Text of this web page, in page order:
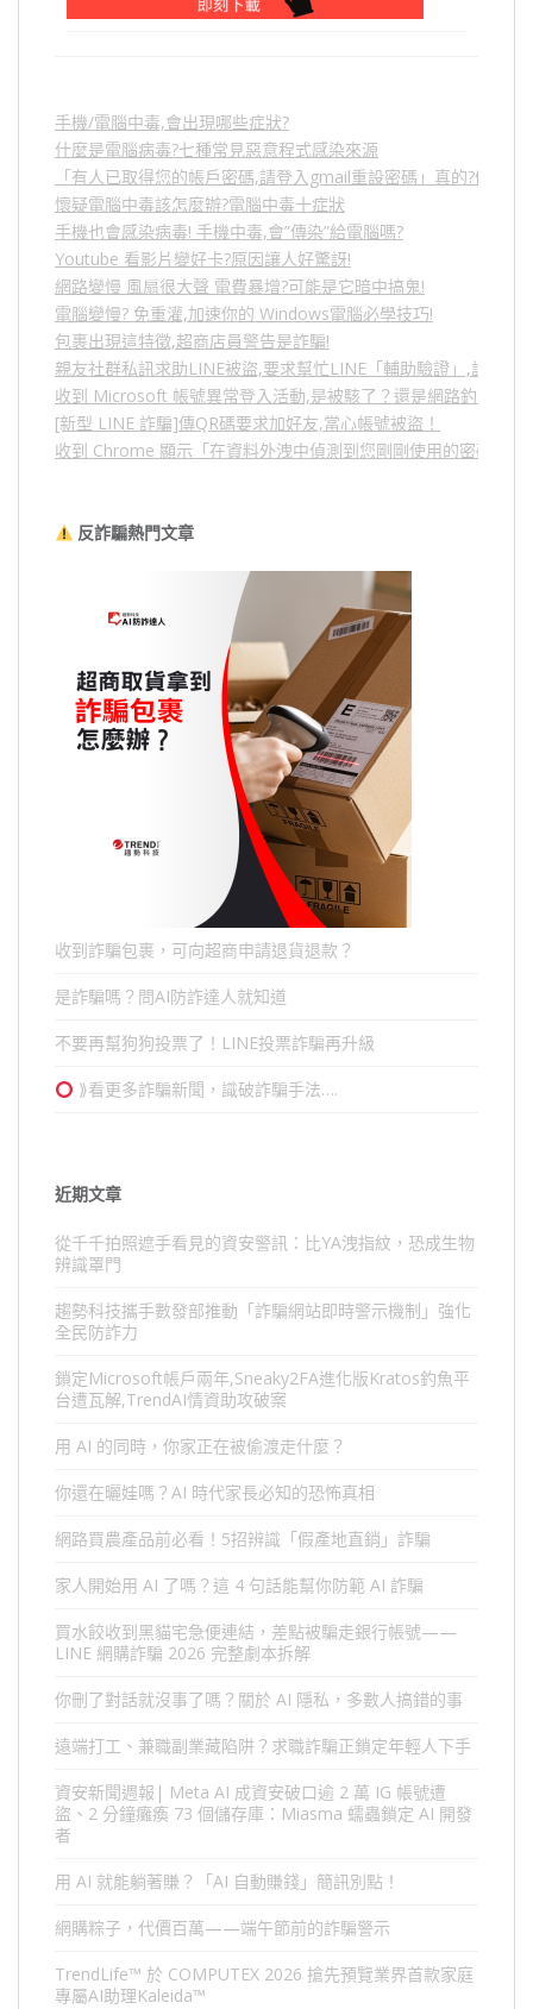
手機/電腦中毒,會出現哪些症狀?
什麼是電腦病毒?七種常見惡意程式感染來源
「有人已取得您的帳戶密碼,請登入gmail重設密碼」真的?假的?5
懷疑電腦中毒該怎麼辦?電腦中毒十症狀
手機也會感染病毒! 手機中毒,會”傳染”給電腦嗎?
Youtube 看影片變好卡?原因讓人好驚訝!
網路變慢 風扇很大聲 電費暴增?可能是它暗中搞鬼!
電腦變慢? 免重灌,加速你的 Windows電腦必學技巧!
包裹出現這特徵,超商店員警告是詐騙!
親友社群私訊求助LINE被盜,要求幫忙LINE「輔助驗證」,詐騙
收到 Microsoft 帳號異常登入活動,是被駭了？還是網路釣魚？
[新型 LINE 詐騙]傳QR碼要求加好友,當心帳號被盜！
收到 Chrome 顯示「在資料外洩中偵測到您剛剛使用的密碼」
反詐騙熱門文章
收到詐騙包裹，可向超商申請退貨退款？
是詐騙嗎？問AI防詐達人就知道
不要再幫狗狗投票了！LINE投票詐騙再升級
⟫看更多詐騙新聞，識破詐騙手法….
近期文章
從千千拍照遮手看見的資安警訊：比YA洩指紋，恐成生物
辨識罩門
趨勢科技攜手數發部推動「詐騙網站即時警示機制」強化
全民防詐力
鎖定Microsoft帳戶兩年,Sneaky2FA進化版Kratos釣魚平
台遭瓦解,TrendAI情資助攻破案
用 AI 的同時，你家正在被偷渡走什麼？
你還在曬娃嗎？AI 時代家長必知的恐怖真相
網路買農產品前必看！5招辨識「假產地直銷」詐騙
家人開始用 AI 了嗎？這 4 句話能幫你防範 AI 詐騙
買水餃收到黑貓宅急便連結，差點被騙走銀行帳號——
LINE 網購詐騙 2026 完整劇本拆解
你刪了對話就沒事了嗎？關於 AI 隱私，多數人搞錯的事
遠端打工、兼職副業藏陷阱？求職詐騙正鎖定年輕人下手
資安新聞週報| Meta AI 成資安破口逾 2 萬 IG 帳號遭
盜、2 分鐘癱瘓 73 個儲存庫：Miasma 蠕蟲鎖定 AI 開發
者
用 AI 就能躺著賺？「AI 自動賺錢」簡訊別點！
網購粽子，代價百萬——端午節前的詐騙警示
TrendLife™ 於 COMPUTEX 2026 搶先預覽業界首款家庭
專屬AI助理Kaleida™